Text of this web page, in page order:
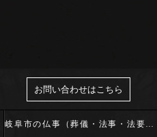
お問い合わせはこちら
岐阜市の仏事（葬儀・法事・法要）･浄土真宗本願寺派 志賀山 妙徳寺の口コミ情報